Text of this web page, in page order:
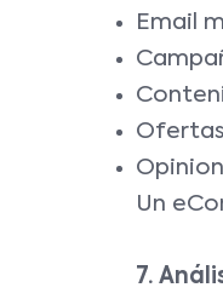
Email
Un
7.